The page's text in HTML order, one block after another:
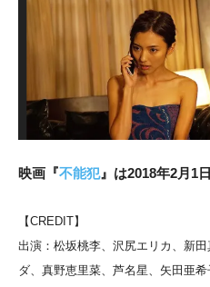
映画『不能犯』は2018年2月1
【CREDIT】
出演：松坂桃李、沢尻エリカ、新
ダ、真野恵里菜、芦名星、矢田亜